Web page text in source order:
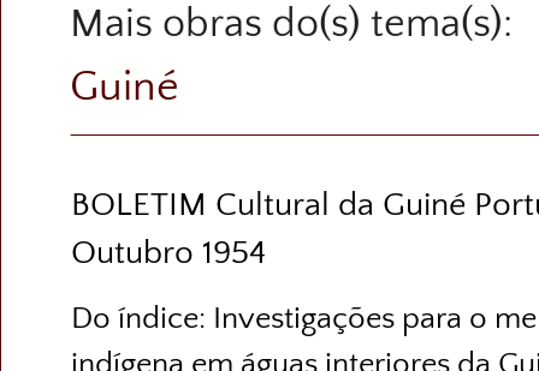
Mais obras do(s)
Guiné
BOLETIM Cultural da Guiné
Outubro 1954
Do índice: Investigações para o